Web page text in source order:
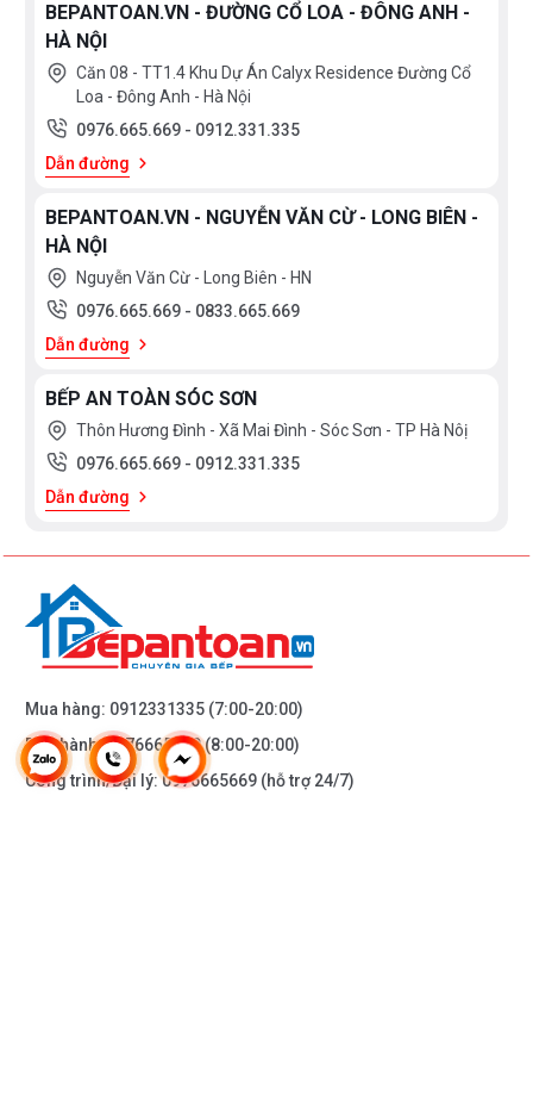
BEPANTOAN.VN - ĐƯỜNG CỔ LOA - ĐÔNG ANH -
HÀ NỘI
Căn 08 - TT1.4 Khu Dự Án Calyx Residence Đường Cổ
Loa - Đông Anh - Hà Nội
0976.665.669 - 0912.331.335
Dẫn đường
BEPANTOAN.VN - NGUYỄN VĂN CỪ - LONG BIÊN -
HÀ NỘI
Nguyễn Văn Cừ - Long Biên - HN
0976.665.669 - 0833.665.669
Dẫn đường
BẾP AN TOÀN SÓC SƠN
Thôn Hương Đình - Xã Mai Đình - Sóc Sơn - TP Hà Nôị
0976.665.669 - 0912.331.335
Dẫn đường
Mua hàng: 0912331335 (7:00-20:00)
Bảo hành:0976665669(8:00-20:00)
Công trình/Đại lý:0976665669 (hỗ trợ 24/7)